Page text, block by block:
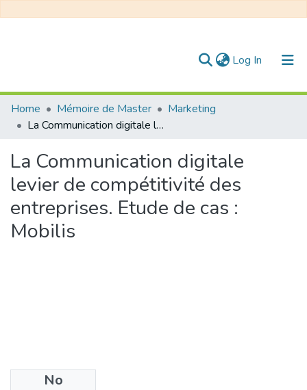
Log In (current)
Communities & Collections
All of DSpace
Statistics
Home Mémoire de Master
Marketing
La Communication digitale levier de compétitivité des entreprises. Etude de cas : Mobilis
La Communication digitale
levier de compétitivité des
entreprises. Etude de cas :
Mobilis
No